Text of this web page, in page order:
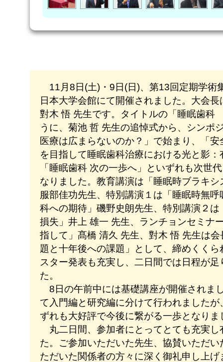
11月8日(土)・9日(日)、第13回定期学術
日本大学会館にて開催されました。大会
對木 悟 先生です。タイトルの「睡眠歯
うに、菊池 哲 先生の追悼式から、シンポ
医療は広まらないのか？」で始まり、「
を目指して睡眠歯科治療における光と影
「睡眠歯科 次の一歩へ」といずれも次世
なりました。教育講演は「睡眠時ブラキ
服部佳功先生、特別講演１は「睡眠時無
科への期待」磯野史朗先生、特別講演２
損失」井上 雄一 先生、ランチョンセミナ
指して」髙橋 清久 先生、對木 悟 先生は
題と十年後への課題」として、締めくく
スター発表も充実し、二日間では日程が
た。
8日の午前中には基礎講座が開催されま
て入門編と研究編に分けて行われました
ずれも大好評で今後に繋がる一歩となりま
丸二日間、参加者にとってとても充実し
た。ご参加いただいた先生、協賛いただ
ただいた関係者の方々に深く御礼申し上